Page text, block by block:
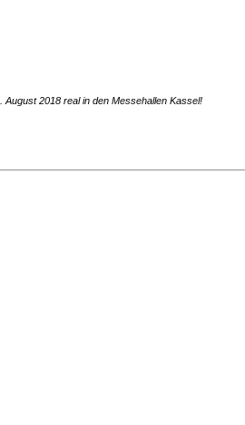
August 2018 real in den Messehallen Kassel!